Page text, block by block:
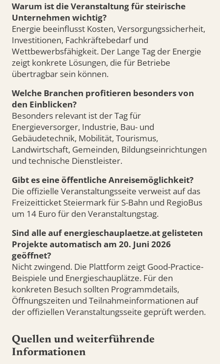
Warum ist die Veranstaltung für steirische
Unternehmen wichtig?
Energie beeinflusst Kosten, Versorgungssicherheit,
Investitionen, Fachkräftebedarf und
Wettbewerbsfähigkeit. Der Lange Tag der Energie
zeigt konkrete Lösungen, die für Betriebe
übertragbar sein können.
Welche Branchen profitieren besonders von
den Einblicken?
Besonders relevant ist der Tag für
Energieversorger, Industrie, Bau- und
Gebäudetechnik, Mobilität, Tourismus,
Landwirtschaft, Gemeinden, Bildungseinrichtungen
und technische Dienstleister.
Gibt es eine öffentliche Anreisemöglichkeit?
Die offizielle Veranstaltungsseite verweist auf das
Freizeitticket Steiermark für S-Bahn und RegioBus
um 14 Euro für den Veranstaltungstag.
Sind alle auf energieschauplaetze.at gelisteten
Projekte automatisch am 20. Juni 2026
geöffnet?
Nicht zwingend. Die Plattform zeigt Good-Practice-
Beispiele und Energieschauplätze. Für den
konkreten Besuch sollten Programmdetails,
Öffnungszeiten und Teilnahmeinformationen auf
der offiziellen Veranstaltungsseite geprüft werden.
Quellen und weiterführende
Informationen